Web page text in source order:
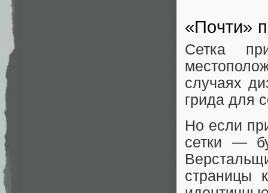
«Почти»
Сетка
случаях
грида для
Но если
сетки —
страницы